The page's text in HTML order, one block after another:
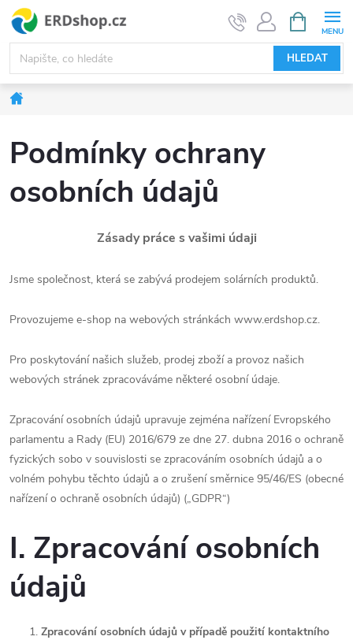
Přejít
obsah
HLEDAT
NÁKUPNÍ
KOŠÍK
Podmínky ochrany
osobních údajů
Zásady práce s vašimi údaji
Jsme společnost, která se zabývá prodejem solárních produktů.
Provozujeme e-shop na webových stránkách www.erdshop.cz.
Pro poskytování našich služeb, prodej zboží a provoz našich
webových stránek zpracováváme některé osobní údaje.
Zpracování osobních údajů upravuje zejména nařízení Evropského
parlamentu a Rady (EU) 2016/679 ze dne 27. dubna 2016 o ochraně
fyzických sobo v souvislosti se zpracováním osobních údajů a o
volném pohybu těchto údajů a o zrušení směrnice 95/46/ES (obecné
nařízení o ochraně osobních údajů) („GDPR“)
I. Zpracování osobních
údajů
Zpracování osobních údajů v případě použití kontaktního